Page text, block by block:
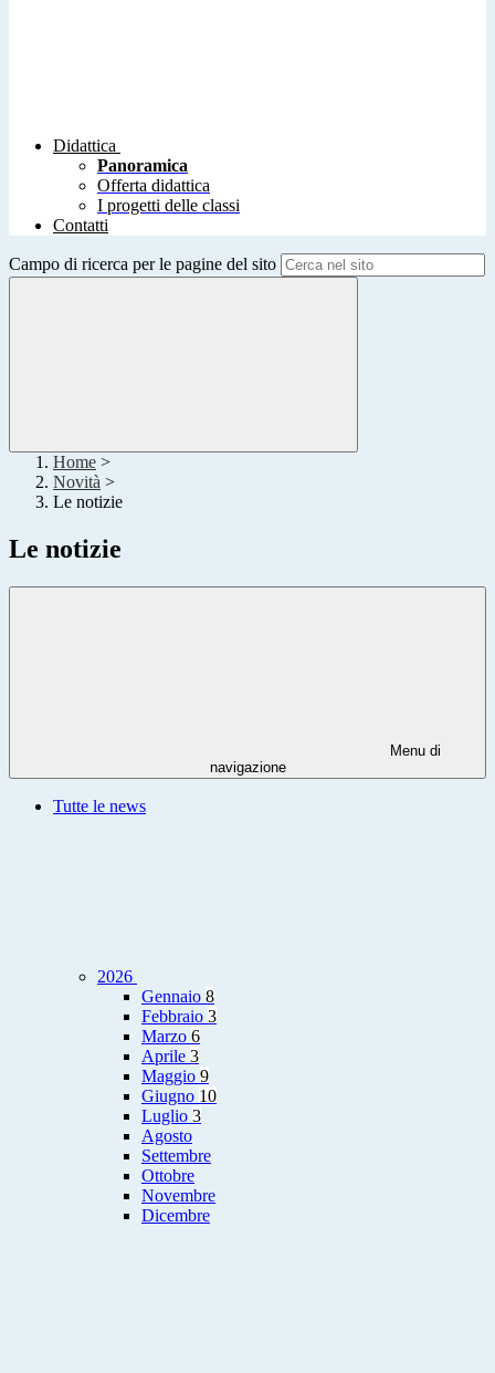
Didattica
Panoramica
Offerta didattica
I progetti delle classi
Contatti
Campo di ricerca per le pagine del sito
Home >
Novità >
Le notizie
Le notizie
Menu di
navigazione
Tutte le news
2026
Gennaio 8
Febbraio 3
Marzo 6
Aprile 3
Maggio 9
Giugno 10
Luglio 3
Agosto
Settembre
Ottobre
Novembre
Dicembre